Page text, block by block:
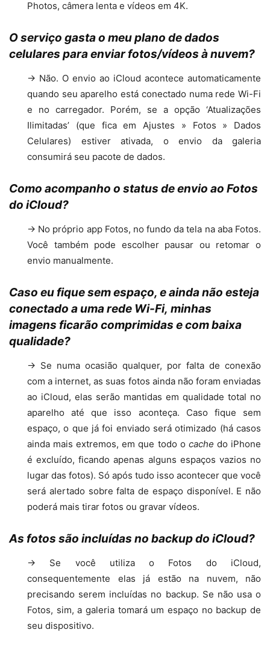
Photos, câmera lenta e vídeos em 4K.
O serviço gasta o meu plano de dados
celulares para enviar fotos/vídeos à nuvem?
→ Não. O envio ao iCloud acontece automaticamente
quando seu aparelho está conectado numa rede Wi-Fi
e no carregador. Porém, se a opção ‘Atualizações
Ilimitadas’ (que fica em Ajustes » Fotos » Dados
Celulares) estiver ativada, o envio da galeria
consumirá seu pacote de dados.
Como acompanho o status de envio ao Fotos
do iCloud?
→ No próprio app Fotos, no fundo da tela na aba Fotos.
Você também pode escolher pausar ou retomar o
envio manualmente.
Caso eu fique sem espaço, e ainda não esteja
conectado a uma rede Wi-Fi, minhas
imagens ficarão comprimidas e com baixa
qualidade?
→ Se numa ocasião qualquer, por falta de conexão
com a internet, as suas fotos ainda não foram enviadas
ao iCloud, elas serão mantidas em qualidade total no
aparelho até que isso aconteça. Caso fique sem
espaço, o que já foi enviado será otimizado (há casos
ainda mais extremos, em que todo o cache do iPhone
é excluído, ficando apenas alguns espaços vazios no
lugar das fotos). Só após tudo isso acontecer que você
será alertado sobre falta de espaço disponível. E não
poderá mais tirar fotos ou gravar vídeos.
As fotos são incluídas no backup do iCloud?
→ Se você utiliza o Fotos do iCloud,
consequentemente elas já estão na nuvem, não
precisando serem incluídas no backup. Se não usa o
Fotos, sim, a galeria tomará um espaço no backup de
seu dispositivo.